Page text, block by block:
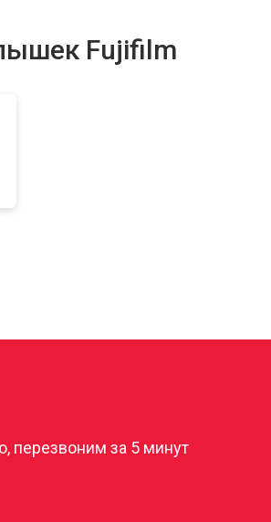
Fujifilm
перезвоним за 5 минут